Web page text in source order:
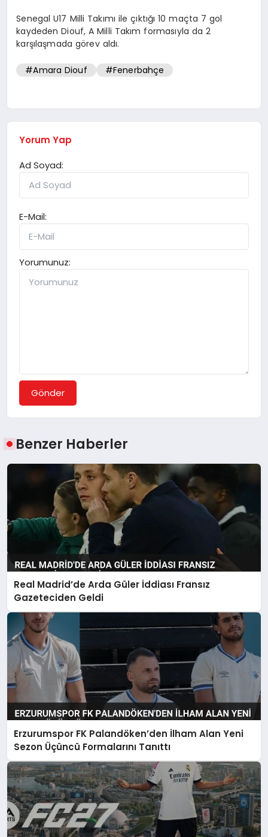
Senegal U17 Milli Takımı ile çıktığı 10 maçta 7 gol
kaydeden Diouf, A Milli Takım formasıyla da 2
karşılaşmada görev aldı.
#Amara Diouf #Fenerbahçe
Yorum Yap
Ad Soyad:
E-Mail:
Yorumunuz:
Gönder
Benzer Haberler
Real Madrid’de Arda Güler İddiası Fransız
Gazeteciden Geldi
Erzurumspor FK Palandöken’den İlham Alan Yeni
Sezon Üçüncü Formalarını Tanıttı